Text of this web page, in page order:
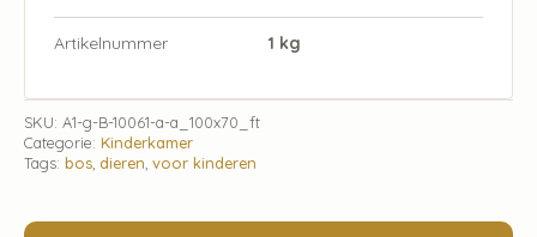
Artikelnummer 1 kg
SKU: A1-g-B-10061-a-a_100x70_ft
Categorie: Kinderkamer
Tags: bos dieren voor kinderen